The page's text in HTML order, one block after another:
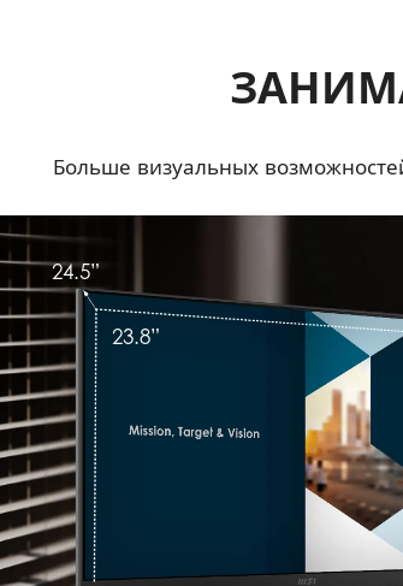
Больше визуальных
23.8”
24.5”